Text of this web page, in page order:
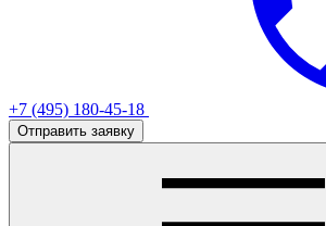
+7 (495) 180-45-18
Отправить заявку